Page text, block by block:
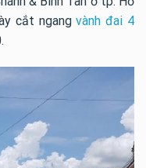
cắt ngangvành đai 4